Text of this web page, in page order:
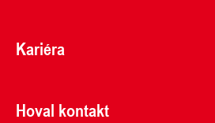
Kariéra
Hoval kontakt